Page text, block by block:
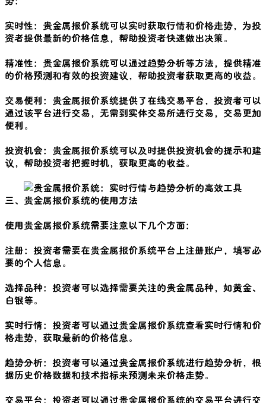
实时性：贵金属报价系统可以实时获取行情和价格走势，为投
资者提供最新的价格信息，帮助投资者快速做出决策。
精准性：贵金属报价系统可以通过趋势分析等方法，提供精准
的价格预测和有效的投资建议，帮助投资者获取更高的收益。
交易便利：贵金属报价系统提供了在线交易平台，投资者可以
通过该平台进行交易，无需到实体交易所进行交易，交易更加
便利。
投资机会：贵金属报价系统可以及时提供投资机会的提示和建
议，帮助投资者把握时机，获取更高的收益。
三、贵金属报价系统的使用方法
使用贵金属报价系统需要注意以下几个方面：
注册：投资者需要在贵金属报价系统平台上注册账户，填写必
要的个人信息。
选择品种：投资者可以选择需要关注的贵金属品种，如黄金、
白银等。
实时行情：投资者可以通过贵金属报价系统查看实时行情和价
格走势，获取最新的价格信息。
趋势分析：投资者可以通过贵金属报价系统进行趋势分析，根
据历史价格数据和技术指标来预测未来价格走势。
交易平台：投资者可以通过贵金属报价系统的交易平台进行交